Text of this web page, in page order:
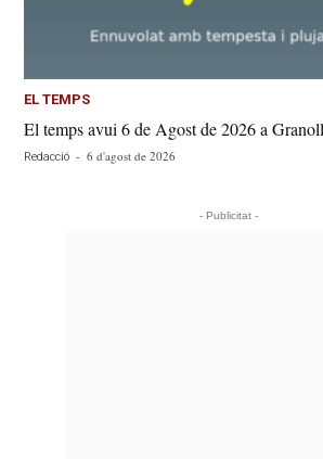
EL TEMPS
El temps avui 6 de Agost de 2026 a
Redacció - 6 d'agost de 2026
- Publicitat -